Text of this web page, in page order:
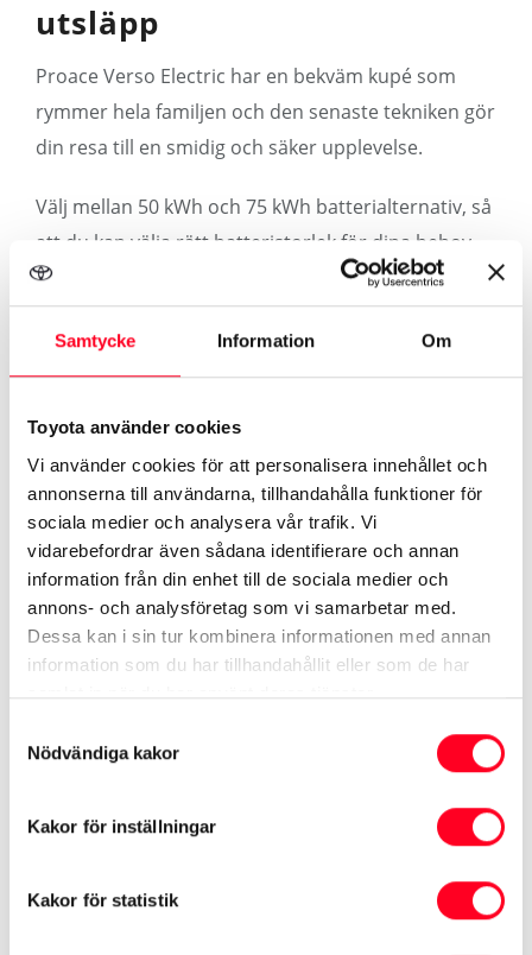
Samtycke Information Om
Toyota använder cookies
Vi använder cookies för att personalisera innehållet och
annonserna till användarna, tillhandahålla funktioner för
sociala medier och analysera vår trafik. Vi
vidarebefordrar även sådana identifierare och annan
information från din enhet till de sociala medier och
annons- och analysföretag som vi samarbetar med.
Dessa kan i sin tur kombinera informationen med annan
information som du har tillhandahållit eller som de har
samlat in när du har använt deras tjänster.
Nödvändiga kakor
Kakor för inställningar
Kakor för statistik
utsläpp
Proace Verso Electric har en bekväm kupé som
rymmer hela familjen och den senaste tekniken gör
din resa till en smidig och säker upplevelse.
Välj mellan 50 kWh och 75 kWh batterialternativ, så
att du kan välja rätt batteristorlek för dina behov.
Mer om Proace Verso Electric
Se specifikationer ›
Kampanj på Proace Verso Electric ›
Begagnade Proace Verso Electric ›
Se mer på Toyota.se
Bygg din Proace Verso Electric
* Värden enligt nya testcykeln WLTP som gäller för förbrukning och
för jämförelse mellan olika bilmodeller. Bränsleförbrukning och koldioxid
) kan bli högre eller lägre beroende på bl.a. utrustning, körsätt och